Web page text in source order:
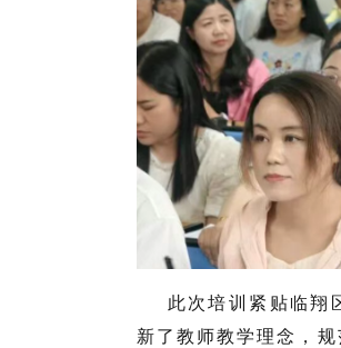
此次培训紧贴临翔
新了教师教学理念，